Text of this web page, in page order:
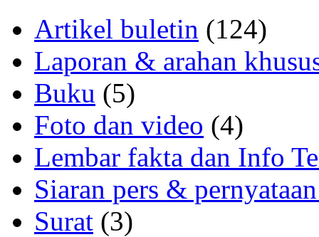
Artikel buletin (124)
Laporan & arahan
Buku (5)
Foto dan video (4)
Lembar fakta dan Info
Siaran pers &
Surat (3)